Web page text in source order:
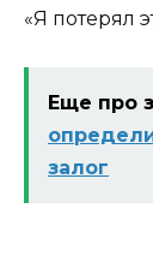
«Я потерял
Еще про
залог